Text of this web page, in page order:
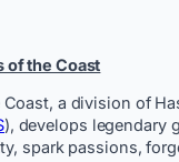
of the Coast
a division of
), develops legendary
spark passions,